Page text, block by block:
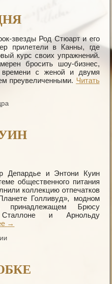
звезды Род Стюарт и его
прилетели в Канны, где
курс своих упражнений.
бросить шоу-бизнес,
с женой и двумя
преувеличенными. Читать
Депардье и Энтони Куин
общественного питания
коллекцию отпечатков
Голливуд», модном
принадлежащем Брюсу
и Арнольду
→